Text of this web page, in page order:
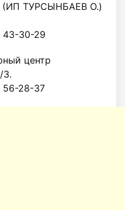
ТУРСЫНБАЕВ О.)
43-30-29
центр
3.
56-28-37